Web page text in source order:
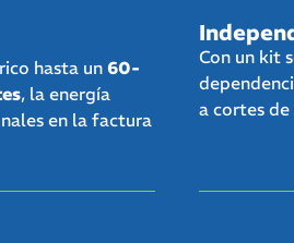
hasta un60-
, la energía
en la factura
Con un kit
a cortes